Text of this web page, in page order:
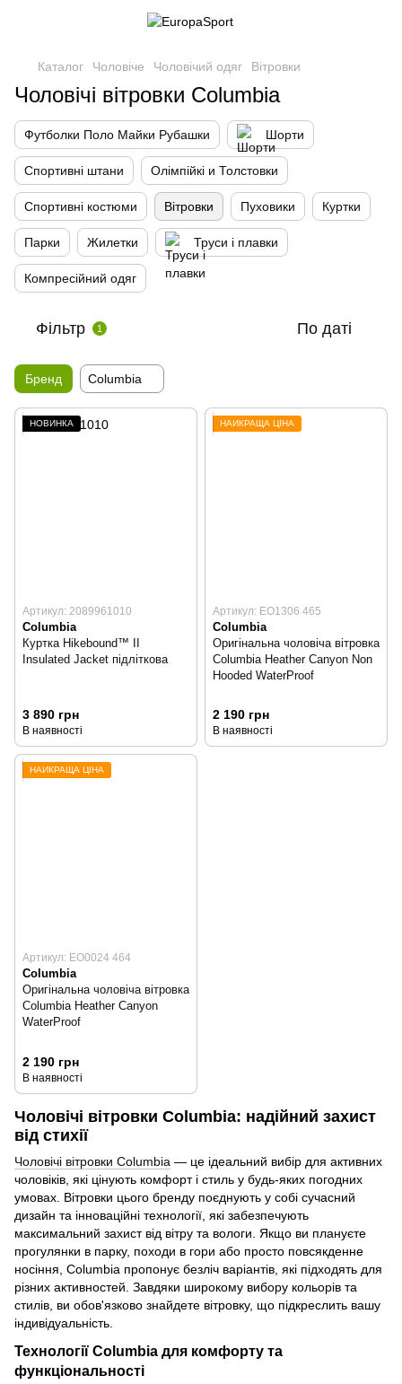
Каталог Чоловіче Чоловічий одяг Вітровки
Чоловічі вітровки Columbia
Футболки Поло Майки Рубашки Шорти
Спортивні штани Олімпійкі и Толстовки
Спортивні костюми Вітровки Пуховики Куртки
Парки Жилетки Труси і плавки
Компресійний одяг
Фільтр 1 По даті
Бренд Columbia
НОВИНКА
Артикул: 2089961010
Columbia
Куртка Hikebound™ II
Insulated Jacket підліткова
3 890 грн
В наявності
НАЙКРАЩА ЦІНА
Артикул: EO1306 465
Columbia
Оригінальна чоловіча вітровка
Columbia Heather Canyon Non
Hooded WaterProof
2 190 грн
В наявності
НАЙКРАЩА ЦІНА
Артикул: EO0024 464
Columbia
Оригінальна чоловіча вітровка
Columbia Heather Canyon
WaterProof
2 190 грн
В наявності
Чоловічі вітровки Columbia: надійний захист
від стихії
Чоловічі вітровки Columbia — це ідеальний вибір для активних
чоловіків, які цінують комфорт і стиль у будь-яких погодних
умовах. Вітровки цього бренду поєднують у собі сучасний
дизайн та інноваційні технології, які забезпечують
максимальний захист від вітру та вологи. Якщо ви плануєте
прогулянки в парку, походи в гори або просто повсякденне
носіння, Columbia пропонує безліч варіантів, які підходять для
різних активностей. Завдяки широкому вибору кольорів та
стилів, ви обов'язково знайдете вітровку, що підкреслить вашу
індивідуальність.
Технології Columbia для комфорту та
функціональності